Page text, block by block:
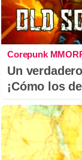
Corepunk
Un
¡Cómo los